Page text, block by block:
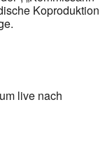
Koproduktion
live nach